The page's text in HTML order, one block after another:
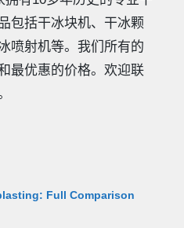
包括干冰块机、干冰颗
喷射机等。我们所有的
最优惠的价格。欢迎联
Full Comparison